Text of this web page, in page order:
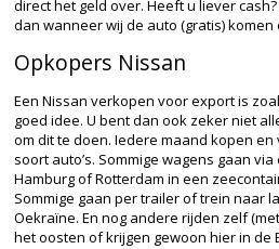
direct het geld over. Heeft u liever
dan wanneer wij de auto (gratis) komen
Opkopers Nissan
Een Nissan verkopen voor export is
goed idee. U bent dan ook zeker niet
om dit te doen. Iedere maand kopen
soort auto’s. Sommige wagens gaan
Hamburg of Rotterdam in een
Sommige gaan per trailer of trein naar
Oekraïne. En nog andere rijden zelf
het oosten of krijgen gewoon hier in de